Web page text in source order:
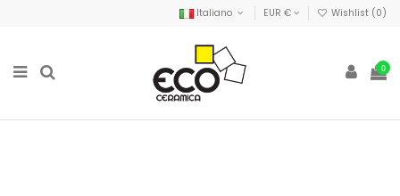
Italiano EUR € Wishlist (0)
0